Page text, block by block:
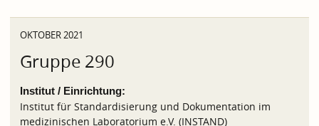
OKTOBER 2021
Gruppe 290
Institut / Einrichtung:
Institut für Standardisierung und Dokumentation im
medizinischen Laboratorium e.V. (INSTAND)